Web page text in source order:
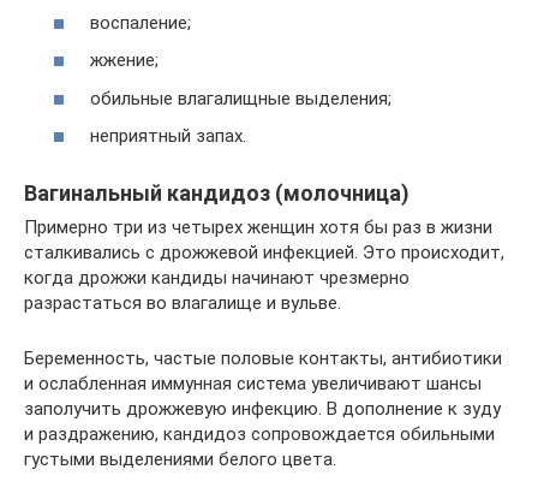
воспаление;
жжение;
обильные влагалищные выделения;
неприятный запах.
Вагинальный кандидоз (молочница)
Примерно три из четырех женщин хотя бы раз в жизни
сталкивались с дрожжевой инфекцией. Это происходит,
когда дрожжи кандиды начинают чрезмерно
разрастаться во влагалище и вyльве.
Беременность, частые половые контакты, антибиотики
и ослабленная иммунная система увеличивают шансы
заполучить дрожжевую инфекцию. В дополнение к зуду
и раздражению, кандидоз сопровождается обильными
густыми выделениями белого цвета.